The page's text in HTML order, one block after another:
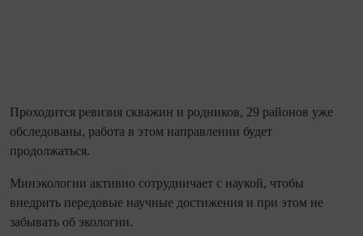
Проходится ревизия скважин и родников, 29 районов уже
обследованы, работа в этом направлении будет
продолжаться.
Минэкологии активно сотрудничает с наукой, чтобы
внедрить передовые научные достижения и при этом не
забывать об экологии.